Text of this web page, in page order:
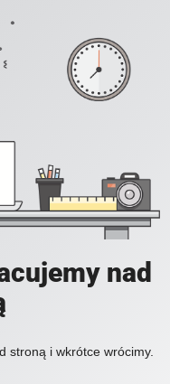
nad
stroną i wkrótce wrócimy.